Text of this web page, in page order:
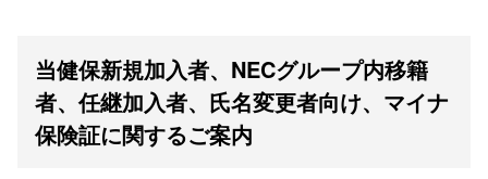
当健保新規加入者、NECグループ内移籍
者、任継加入者、氏名変更者向け、マイナ
保険証に関するご案内